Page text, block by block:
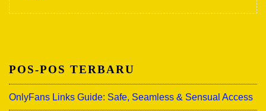
POS-POS TERBARU
OnlyFans Links Guide: Safe, Seamless & Sensual Access